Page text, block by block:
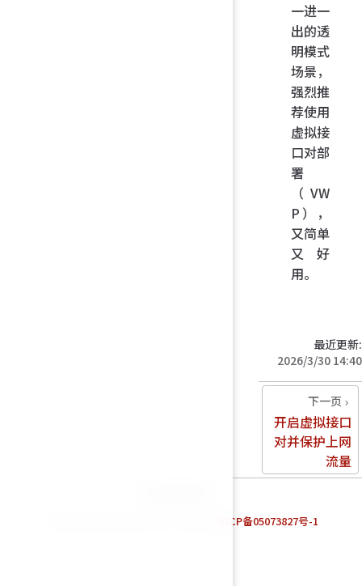
一进一
出的透
明模式
场景，
强烈推
荐使用
虚拟接
口对部
署
（VW
P），
又简单
又好
用。
最近更新:
2026/3/30 14:40
下一页
开启虚拟接口
对并保护上网
流量
京ICP备05073827号-1